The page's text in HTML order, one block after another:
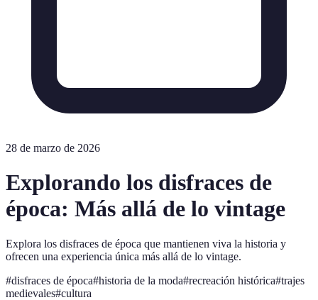
28 de marzo de 2026
Explorando los disfraces de
época: Más allá de lo vintage
Explora los disfraces de época que mantienen viva la historia y
ofrecen una experiencia única más allá de lo vintage.
#disfraces de época#historia de la moda#recreación histórica#trajes
medievales#cultura